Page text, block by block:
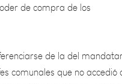
de la del mandatario
que no
escalonada.